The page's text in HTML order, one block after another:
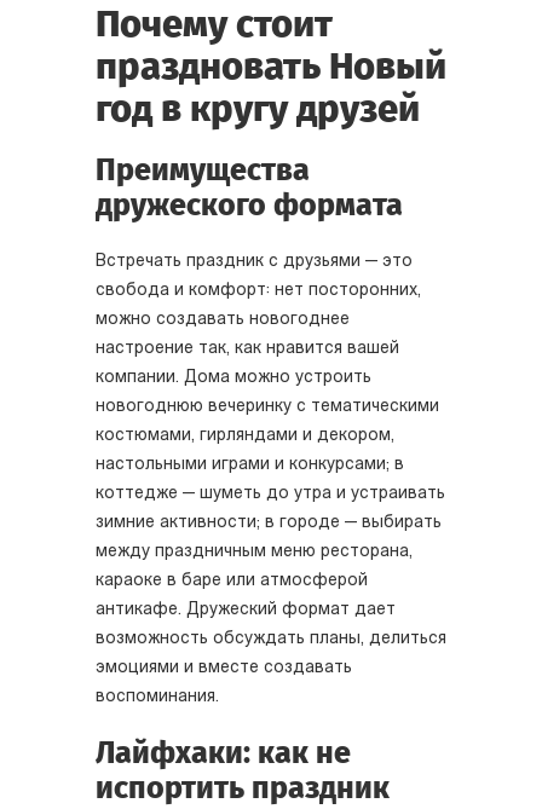
Почему стоит
праздновать Новый
год в кругу друзей
Преимущества
дружеского формата
Встречать праздник с друзьями — это
свобода и комфорт: нет посторонних,
можно создавать новогоднее
настроение так, как нравится вашей
компании. Дома можно устроить
новогоднюю вечеринку с тематическими
костюмами, гирляндами и декором,
настольными играми и конкурсами; в
коттедже — шуметь до утра и устраивать
зимние активности; в городе — выбирать
между праздничным меню ресторана,
караоке в баре или атмосферой
антикафе. Дружеский формат дает
возможность обсуждать планы, делиться
эмоциями и вместе создавать
воспоминания.
Лайфхаки: как не
испортить праздник